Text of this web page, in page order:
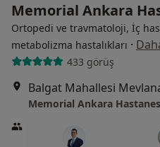
Memorial Ankara
Ortopedi ve travmatoloji, İç
metabolizma hastalıkları ·
433 görüş
Memorial Ankara